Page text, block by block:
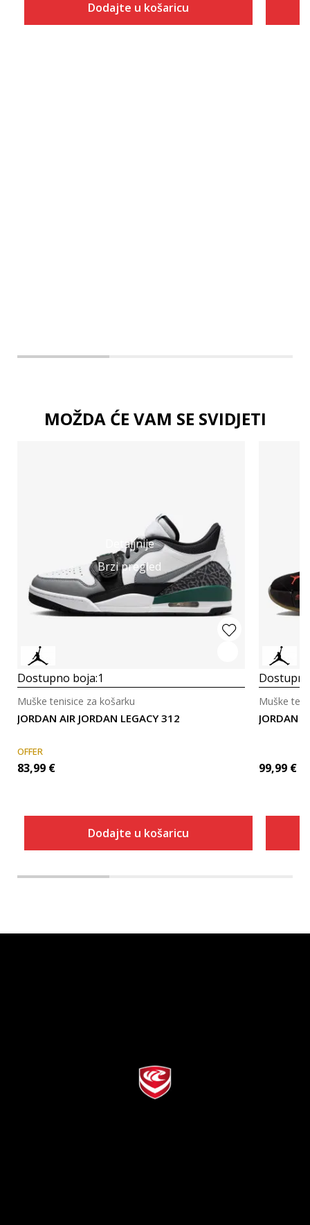
Dodajte u košaricu
MOŽDA ĆE VAM SE SVIDJETI
Detaljnije
Brzi pregled
Dostupno boja:1
JORDAN AIR JORDAN LEGACY 312
Muške tenisice za košarku
OFFER
83,99 €
Dodajte u košaricu
JORDAN
Muške
99,99 €